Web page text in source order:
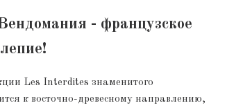
- французское
Les Interdites знаменитого
к восточно-древесному направлению,